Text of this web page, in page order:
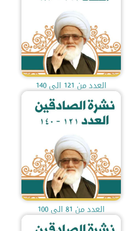
العدد من 121 الى 140
العدد من 81 الى 100